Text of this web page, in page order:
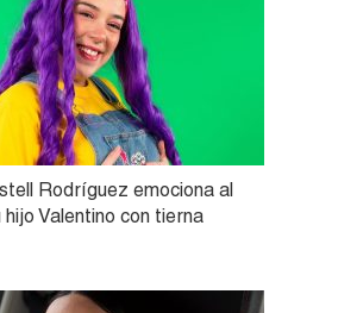
Rodríguez emociona al
Valentino con tierna